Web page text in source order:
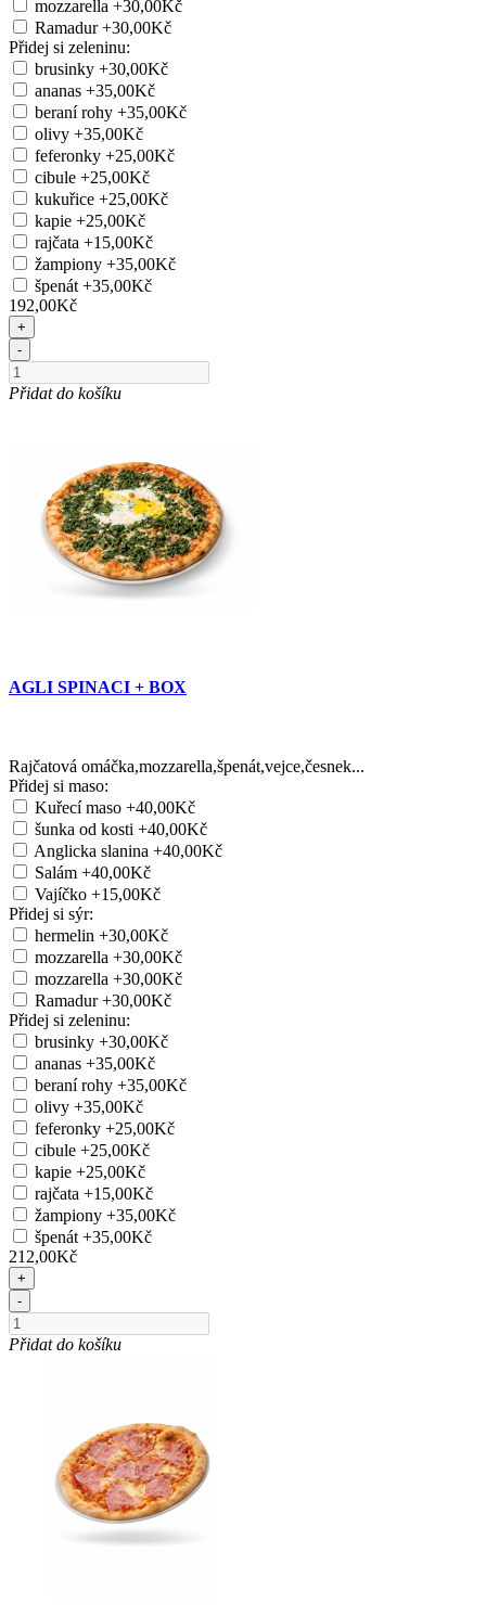
mozzarella +30,00Kč
Ramadur +30,00Kč
Přidej si zeleninu:
brusinky +30,00Kč
ananas +35,00Kč
beraní rohy +35,00Kč
olivy +35,00Kč
feferonky +25,00Kč
cibule +25,00Kč
kukuřice +25,00Kč
kapie +25,00Kč
rajčata +15,00Kč
žampiony +35,00Kč
špenát +35,00Kč
192,00Kč
+
-
Přidat do košíku
AGLI SPINACI + BOX
Rajčatová omáčka,mozzarella,špenát,vejce,česnek...
Přidej si maso:
Kuřecí maso +40,00Kč
šunka od kosti +40,00Kč
Anglicka slanina +40,00Kč
Salám +40,00Kč
Vajíčko +15,00Kč
Přidej si sýr:
hermelin +30,00Kč
mozzarella +30,00Kč
mozzarella +30,00Kč
Ramadur +30,00Kč
Přidej si zeleninu:
brusinky +30,00Kč
ananas +35,00Kč
beraní rohy +35,00Kč
olivy +35,00Kč
feferonky +25,00Kč
cibule +25,00Kč
kapie +25,00Kč
rajčata +15,00Kč
žampiony +35,00Kč
špenát +35,00Kč
212,00Kč
+
-
Přidat do košíku